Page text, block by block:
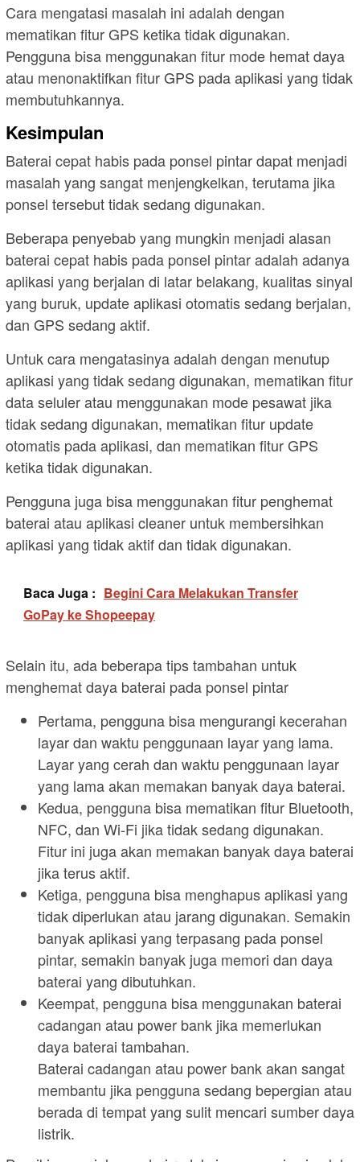
Cara mengatasi masalah ini adalah dengan
mematikan fitur GPS ketika tidak digunakan.
Pengguna bisa menggunakan fitur mode hemat daya
atau menonaktifkan fitur GPS pada aplikasi yang tidak
membutuhkannya.
Kesimpulan
Baterai cepat habis pada ponsel pintar dapat menjadi
masalah yang sangat menjengkelkan, terutama jika
ponsel tersebut tidak sedang digunakan.
Beberapa penyebab yang mungkin menjadi alasan
baterai cepat habis pada ponsel pintar adalah adanya
aplikasi yang berjalan di latar belakang, kualitas sinyal
yang buruk, update aplikasi otomatis sedang berjalan,
dan GPS sedang aktif.
Untuk cara mengatasinya adalah dengan menutup
aplikasi yang tidak sedang digunakan, mematikan fitur
data seluler atau menggunakan mode pesawat jika
tidak sedang digunakan, mematikan fitur update
otomatis pada aplikasi, dan mematikan fitur GPS
ketika tidak digunakan.
Pengguna juga bisa menggunakan fitur penghemat
baterai atau aplikasi cleaner untuk membersihkan
aplikasi yang tidak aktif dan tidak digunakan.
Baca Juga : Begini Cara Melakukan Transfer
GoPay ke Shopeepay
Selain itu, ada beberapa tips tambahan untuk
menghemat daya baterai pada ponsel pintar
Pertama, pengguna bisa mengurangi kecerahan
layar dan waktu penggunaan layar yang lama.
Layar yang cerah dan waktu penggunaan layar
yang lama akan memakan banyak daya baterai.
Kedua, pengguna bisa mematikan fitur Bluetooth,
NFC, dan Wi-Fi jika tidak sedang digunakan.
Fitur ini juga akan memakan banyak daya baterai
jika terus aktif.
Ketiga, pengguna bisa menghapus aplikasi yang
tidak diperlukan atau jarang digunakan. Semakin
banyak aplikasi yang terpasang pada ponsel
pintar, semakin banyak juga memori dan daya
baterai yang dibutuhkan.
Keempat, pengguna bisa menggunakan baterai
cadangan atau power bank jika memerlukan
daya baterai tambahan.
Baterai cadangan atau power bank akan sangat
membantu jika pengguna sedang bepergian atau
berada di tempat yang sulit mencari sumber daya
listrik.